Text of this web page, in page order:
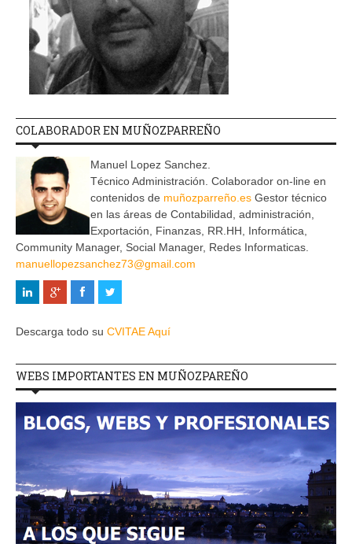
COLABORADOR EN MUÑOZPARREÑO
Manuel Lopez Sanchez.
Técnico Administración. Colaborador on-line en
contenidos de muñozparreño.es Gestor técnico
en las áreas de Contabilidad, administración,
Exportación, Finanzas, RR.HH, Informática,
Community Manager, Social Manager, Redes Informaticas.
manuellopezsanchez73@gmail.com
Descarga todo su CVITAE Aquí
WEBS IMPORTANTES EN MUÑOZPAREÑO